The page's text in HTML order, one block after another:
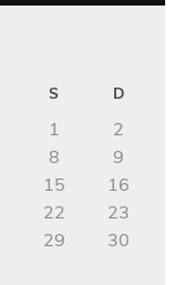
S D
1
2
8
9
15
16
22
23
29
30